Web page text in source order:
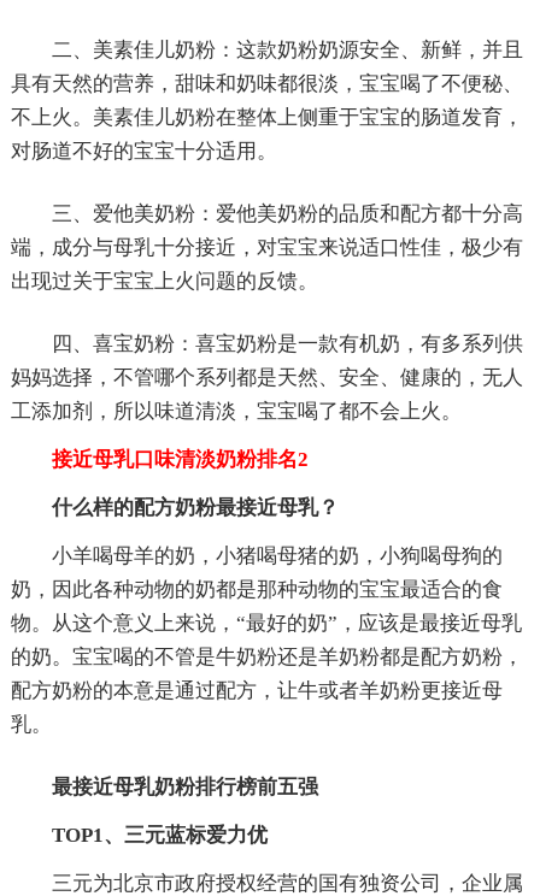
二、美素佳儿奶粉：这款奶粉奶源安全、新鲜，并且
具有天然的营养，甜味和奶味都很淡，宝宝喝了不便秘、
不上火。美素佳儿奶粉在整体上侧重于宝宝的肠道发育，
对肠道不好的宝宝十分适用。
三、爱他美奶粉：爱他美奶粉的品质和配方都十分高
端，成分与母乳十分接近，对宝宝来说适口性佳，极少有
出现过关于宝宝上火问题的反馈。
四、喜宝奶粉：喜宝奶粉是一款有机奶，有多系列供
妈妈选择，不管哪个系列都是天然、安全、健康的，无人
工添加剂，所以味道清淡，宝宝喝了都不会上火。
接近母乳口味清淡奶粉排名2
什么样的配方奶粉最接近母乳？
小羊喝母羊的奶，小猪喝母猪的奶，小狗喝母狗的
奶，因此各种动物的奶都是那种动物的宝宝最适合的食
物。从这个意义上来说，“最好的奶”，应该是最接近母乳
的奶。宝宝喝的不管是牛奶粉还是羊奶粉都是配方奶粉，
配方奶粉的本意是通过配方，让牛或者羊奶粉更接近母
乳。
最接近母乳奶粉排行榜前五强
TOP1、三元蓝标爱力优
三元为北京市政府授权经营的国有独资公司，企业属